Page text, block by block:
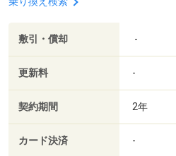
敷引・償却 -
更新料 -
契約期間 2年
カード決済 -